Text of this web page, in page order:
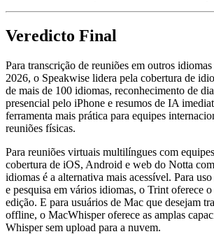
Veredicto Final
Para transcrição de reuniões em outros
2026, o Speakwise lidera pela cobertura de
de mais de 100 idiomas, reconhecimento de
presencial pelo iPhone e resumos de IA
ferramenta mais prática para equipes
reuniões físicas.
Para reuniões virtuais multilíngues com
cobertura de iOS, Android e web do Notta
idiomas é a alternativa mais acessível. Para
e pesquisa em vários idiomas, o Trint oferece
edição. E para usuários de Mac que desejam
offline, o MacWhisper oferece as amplas
Whisper sem upload para a nuvem.